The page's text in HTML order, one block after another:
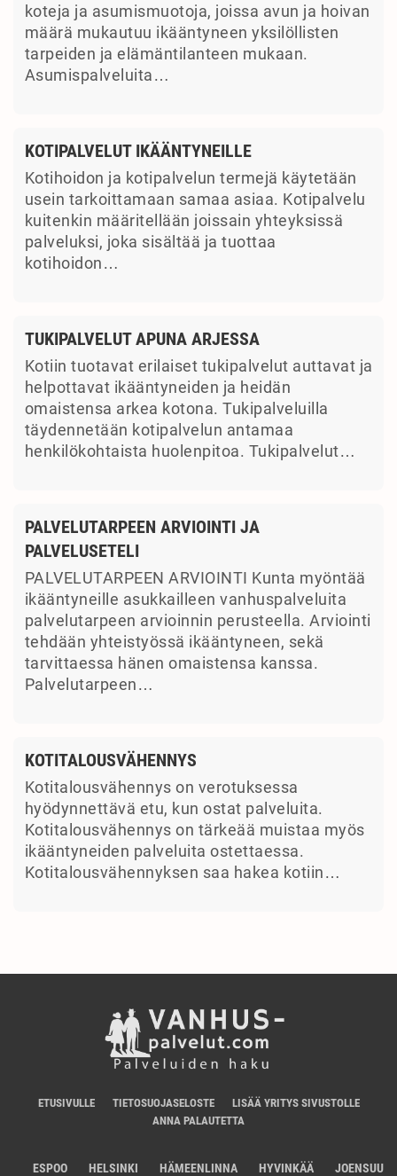
koteja ja asumismuotoja, joissa avun ja hoivan
määrä mukautuu ikääntyneen yksilöllisten
tarpeiden ja elämäntilanteen mukaan.
Asumispalveluita…
KOTIPALVELUT IKÄÄNTYNEILLE
Kotihoidon ja kotipalvelun termejä käytetään
usein tarkoittamaan samaa asiaa. Kotipalvelu
kuitenkin määritellään joissain yhteyksissä
palveluksi, joka sisältää ja tuottaa
kotihoidon…
TUKIPALVELUT APUNA ARJESSA
Kotiin tuotavat erilaiset tukipalvelut auttavat ja
helpottavat ikääntyneiden ja heidän
omaistensa arkea kotona. Tukipalveluilla
täydennetään kotipalvelun antamaa
henkilökohtaista huolenpitoa. Tukipalvelut…
PALVELUTARPEEN ARVIOINTI JA
PALVELUSETELI
PALVELUTARPEEN ARVIOINTI Kunta myöntää
ikääntyneille asukkailleen vanhuspalveluita
palvelutarpeen arvioinnin perusteella. Arviointi
tehdään yhteistyössä ikääntyneen, sekä
tarvittaessa hänen omaistensa kanssa.
Palvelutarpeen…
KOTITALOUSVÄHENNYS
Kotitalousvähennys on verotuksessa
hyödynnettävä etu, kun ostat palveluita.
Kotitalousvähennys on tärkeää muistaa myös
ikääntyneiden palveluita ostettaessa.
Kotitalousvähennyksen saa hakea kotiin…
ETUSIVULLE TIETOSUOJASELOSTE
LISÄÄ YRITYS SIVUSTOLLE
ANNA PALAUTETTA
ESPOO HELSINKI HÄMEENLINNA HYVINKÄÄ JOENSUU